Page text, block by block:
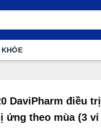
DaviPharm điều
ứng theo mùa (3 vỉ